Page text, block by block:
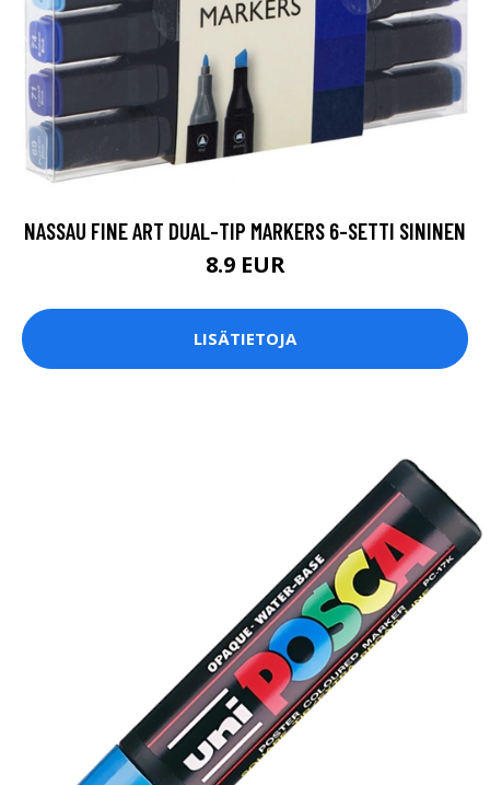
NASSAU FINE ART DUAL-TIP MARKERS 6-SETTI SININEN
8.9 EUR
LISÄTIETOJA